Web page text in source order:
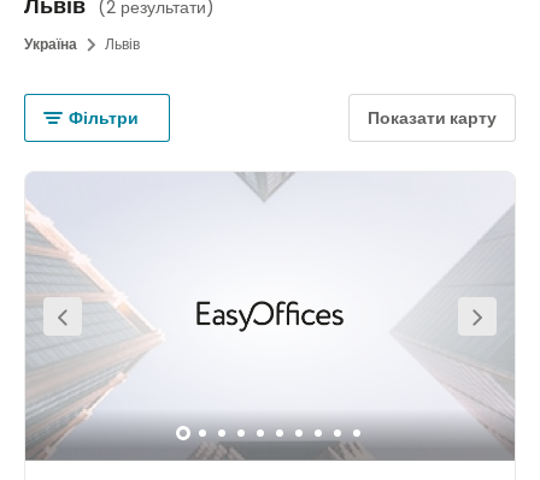
(2 результати)
Україна Львів
Фільтри Показати карту